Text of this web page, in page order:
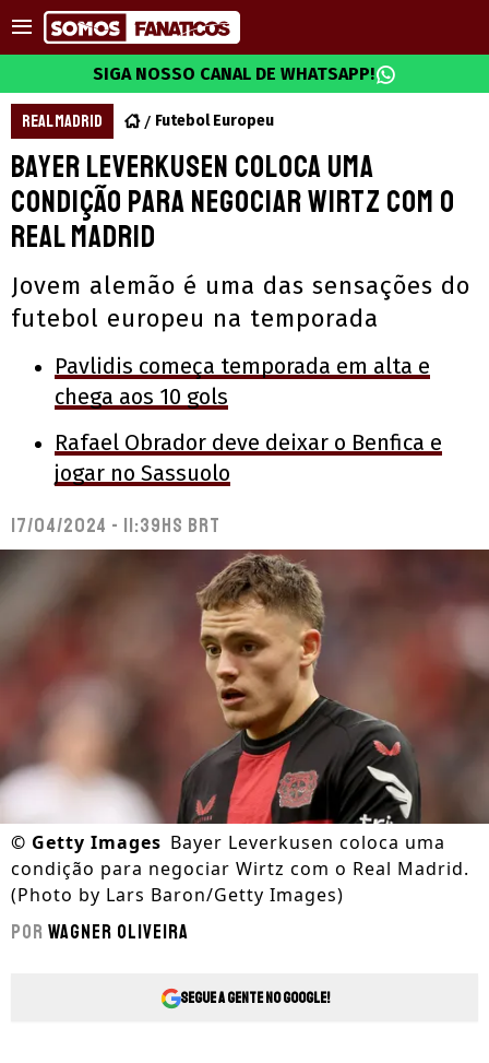
SIGA NOSSO CANAL DE WHATSAPP!
REAL MADRID Futebol Europeu
Bayer Leverkusen coloca uma
condição para negociar Wirtz com o
Real Madrid
Jovem alemão é uma das sensações do
futebol europeu na temporada
Pavlidis começa temporada em alta e
chega aos 10 gols
Rafael Obrador deve deixar o Benfica e
jogar no Sassuolo
17/04/2024 - 11:39hs BRT
© Getty Images Bayer Leverkusen coloca uma
condição para negociar Wirtz com o Real Madrid.
(Photo by Lars Baron/Getty Images)
Por Wagner Oliveira
Segue a gente no Google!